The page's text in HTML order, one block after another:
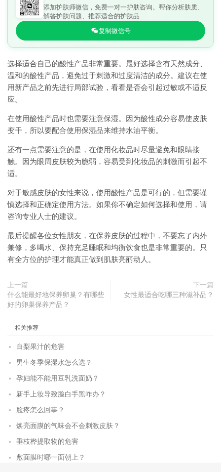
添加护肤师微信，免费一对一护肤咨询。帮你分析肤质、
解答护肤问题、推荐适合的护肤品
复制微信号
选择适合自己的酸性产品非常重要。最好选择含有天然成分、
温和的酸性产品，避免过于刺激和过度清洁的成分。建议在使
用新产品之前先进行局部试验，看看是否会引起过敏或不适反
应。
在使用酸性产品时也需要注意保湿。因为酸性成分容易使皮肤
变干，所以要配合使用保湿品来维持水油平衡。
还有一点需要注意的是，在使用化妆品时尽量避免和眼睛接
触。因为眼周皮肤较为脆弱，容易受到化妆品的刺激而引起不
适。
对于敏感皮肤的女性来说，使用酸性产品是可行的，但需要谨
慎选择和正确定使用方法。如果你不确定如何选择和使用，请
咨询专业人士的建议。
最后提醒各位女性朋友，在保养皮肤的过程中，不要忘了内外
兼修，多喝水、保持充足睡眠和均衡饮食也是非常重要的。只
有全方位的护理才能真正做到肌肤亮丽动人。
上一篇
什么能最好地保养卵巢？有哪些
好的卵巢保养产品？
下一篇
女性最适合吃哪三种滋补品？
相关推荐
白梨果汁的危害
男生冬季保湿水怎么选？
孕妇能不能用豆乳洗面奶？
新手上妆导致脸白手黑咋办？
脸疼怎么回事？
焕亮面膜的气味会不会刺激皮肤？
垂枝桦提取物的危害
敷面膜时哪一面朝上？